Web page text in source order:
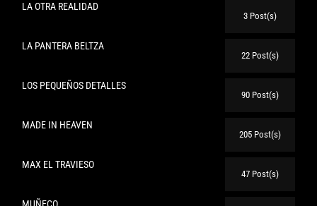
LA OTRA REALIDAD
3 Post(s)
LA PANTERA BELTZA
22 Post(s)
LOS PEQUEÑOS DETALLES
90 Post(s)
MADE IN HEAVEN
205 Post(s)
MAX EL TRAVIESO
47 Post(s)